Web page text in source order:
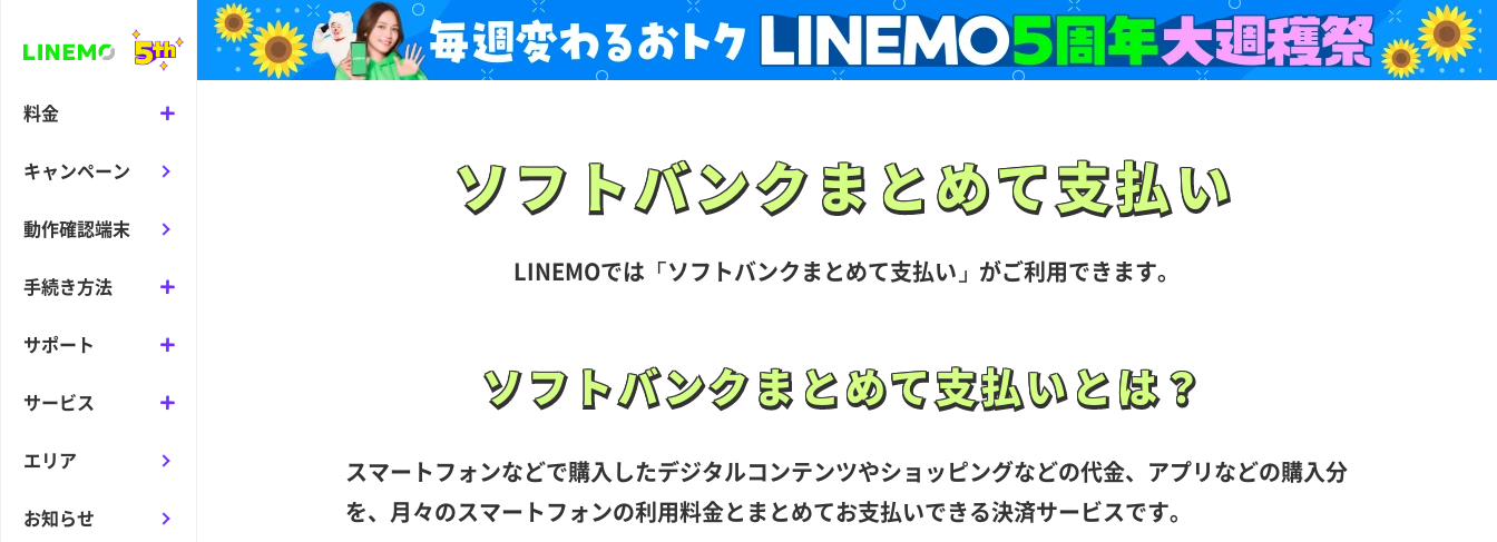
料金
キャンペーン
動作確認端末
手続き方法
サポート
サービス
エリア
お知らせ
ソフトバンクまとめて支払い
ソフトバンクまとめて支払い
LINEMOでは「ソフトバンクまとめて支払い」がご利用できます。
ソフトバンクまとめて支払いとは？
ソフトバンクまとめて支払いとは？
スマートフォンなどで購入したデジタルコンテンツやショッピングなどの代金、アプリなどの購入分
を、月々のスマートフォンの利用料金とまとめてお支払いできる決済サービスです。